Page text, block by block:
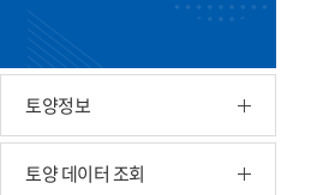
토양정보
토양 데이터 조회